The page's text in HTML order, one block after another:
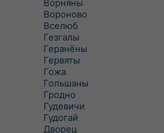
Ворняны
Вороново
Вселюб
Гезгалы
Геранёны
Гервяты
Гожа
Гольшаны
Гродно
Гудевичи
Гудогай
Дворец